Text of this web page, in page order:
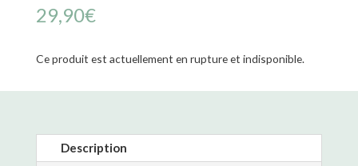
29,90€
Ce produit est actuellement en rupture et indisponible.
Description